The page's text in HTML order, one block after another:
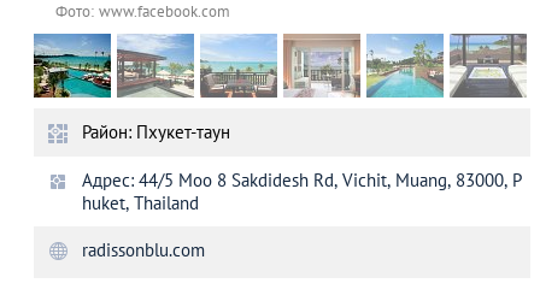
Фото: www.facebook.com
Район: Пхукет-таун
Адрес: 44/5 Moo 8 Sakdidesh Rd, Vichit, Muang, 83000, P
huket, Thailand
radissonblu.com